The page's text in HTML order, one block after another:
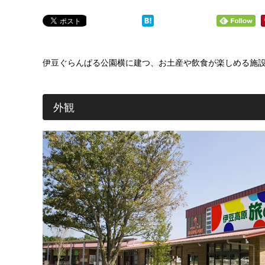
伊豆ぐらんぱる公園横に建つ、お土産や飲食が楽しめる施
外観